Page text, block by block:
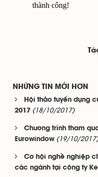
thành công!
NHỮNG TIN MỚI HƠN
Hội thảo tuyển dụng
2017 (18/10/2017)
Chương trình tham
Eurowindow (19/10/2017)
Cơ hội nghề nghiệp
các ngành tại công ty